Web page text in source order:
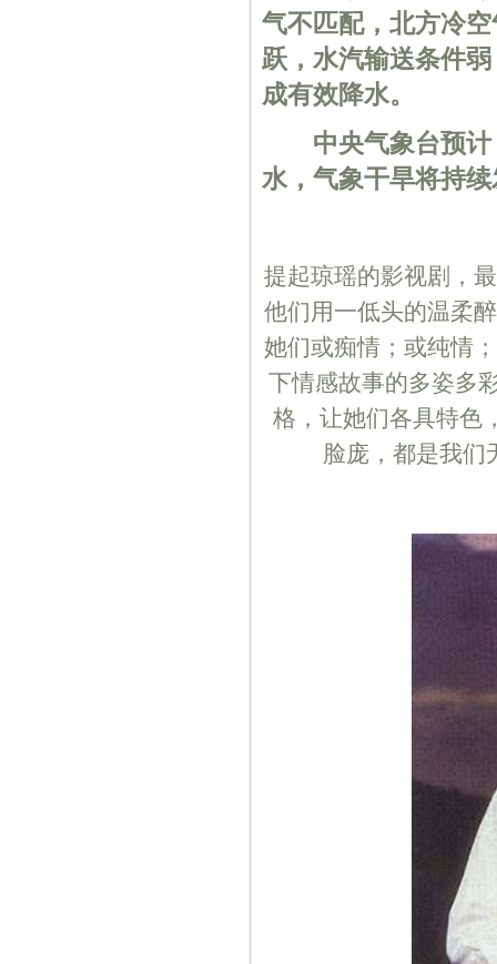
气不匹配，北方冷
跃，水汽输送条件
成有效降水。
中央气象台预计
水，气象干旱将持
提起琼瑶的影视剧，
他们用一低头的温柔
她们或痴情；或纯情
下情感故事的多姿多
格，让她们各具特色
脸庞，都是我们